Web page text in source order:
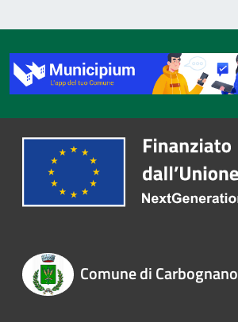
Comune di Carbognano